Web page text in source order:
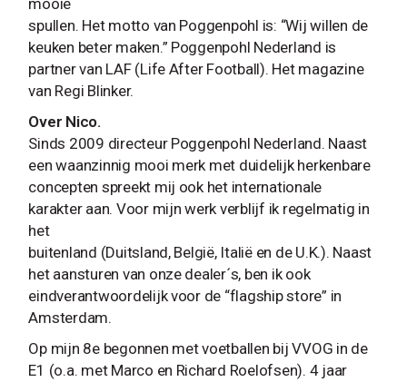
mooie
spullen. Het motto van Poggenpohl is: “Wij willen de
keuken beter maken.” Poggenpohl Nederland is
partner van LAF (Life After Football). Het magazine
van Regi Blinker.
Over Nico.
Sinds 2009 directeur Poggenpohl Nederland. Naast
een waanzinnig mooi merk met duidelijk herkenbare
concepten spreekt mij ook het internationale
karakter aan. Voor mijn werk verblijf ik regelmatig in
het
buitenland (Duitsland, België, Italië en de U.K.). Naast
het aansturen van onze dealer´s, ben ik ook
eindverantwoordelijk voor de “flagship store” in
Amsterdam.
Op mijn 8e begonnen met voetballen bij VVOG in de
E1 (o.a. met Marco en Richard Roelofsen). 4 jaar